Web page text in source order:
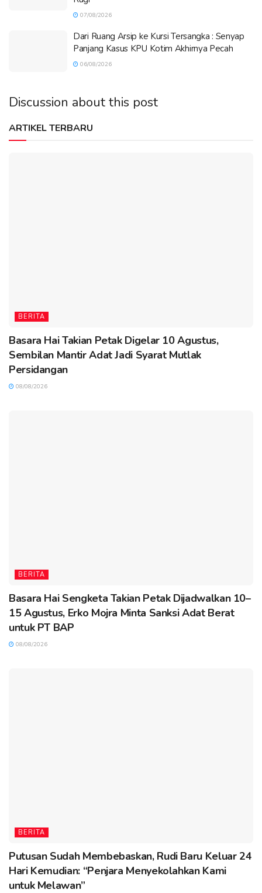
07/08/2026
Dari Ruang Arsip ke Kursi Tersangka : Senyap
Panjang Kasus KPU Kotim Akhirnya Pecah
06/08/2026
Discussion about this post
ARTIKEL TERBARU
BERITA
Basara Hai Takian Petak Digelar 10 Agustus,
Sembilan Mantir Adat Jadi Syarat Mutlak
Persidangan
08/08/2026
BERITA
Basara Hai Sengketa Takian Petak Dijadwalkan 10–
15 Agustus, Erko Mojra Minta Sanksi Adat Berat
untuk PT BAP
08/08/2026
BERITA
Putusan Sudah Membebaskan, Rudi Baru Keluar 24
Hari Kemudian: “Penjara Menyekolahkan Kami
untuk Melawan”